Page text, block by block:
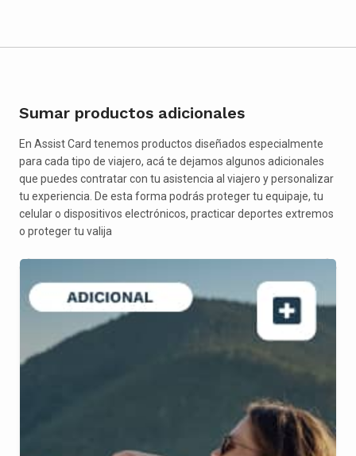
Sumar productos adicionales
En Assist Card tenemos productos diseñados especialmente
para cada tipo de viajero, acá te dejamos algunos adicionales
que puedes contratar con tu asistencia al viajero y personalizar
tu experiencia. De esta forma podrás proteger tu equipaje, tu
celular o dispositivos electrónicos, practicar deportes extremos
o proteger tu valija